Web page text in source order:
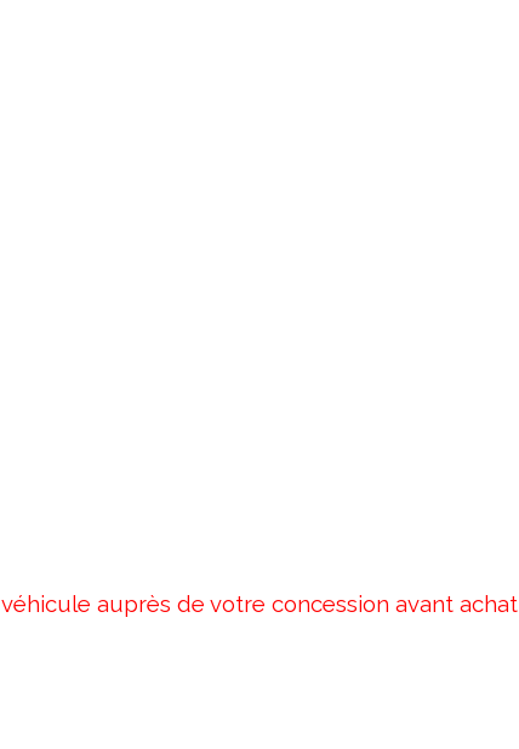
auprès de votre concession avant achat